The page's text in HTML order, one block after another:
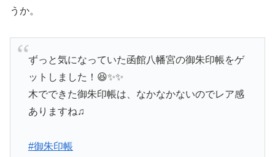
うか。
ずっと気になっていた函館八幡宮の御朱印帳をゲ
ットしました！😆✨✨
木でできた御朱印帳は、なかなかないのでレア感
ありますね♫
#御朱印帳